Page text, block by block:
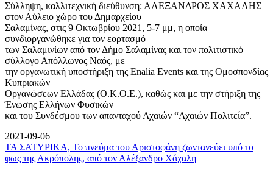
Σύλληψη, καλλιτεχνική διεύθυνση: ΑΛΕΞΑΝΔΡΟΣ ΧΑΧΑΛΗΣ
στον Αύλειο χώρο του Δημαρχείου
Σαλαμίνας, στις 9 Οκτωβρίου 2021, 5-7 μμ, η οποία
συνδιοργανώθηκε για τον εορτασμό
των Σαλαμινίων από τον Δήμο Σαλαμίνας και τον πολιτιστικό
σύλλογο Απόλλωνος Ναός, με
την οργανωτική υποστήριξη της Enalia Events και της Ομοσπονδίας
Κυπριακών
Οργανώσεων Ελλάδας (Ο.Κ.Ο.Ε.), καθώς και με την στήριξη της
Ένωσης Ελλήνων Φυσικών
και του Συνδέσμου των απανταχού Αχαιών “Αχαιών Πολιτεία”.
2021-09-06
ΤΑ ΣΑΤΥΡΙΚΑ, Το πνεύμα του Αριστοφάνη ζωντανεύει υπό το
φως της Ακρόπολης, από τον Αλέξανδρο Χάχαλη